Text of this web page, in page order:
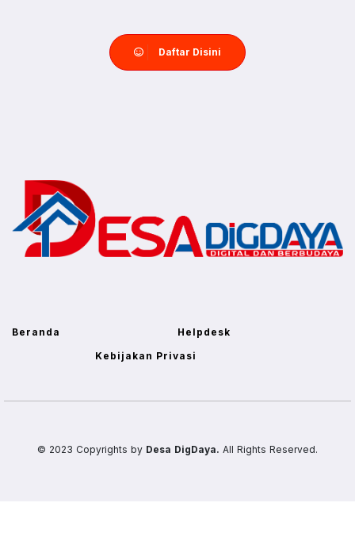
Daftar Disini
Beranda
Helpdesk
Kebijakan Privasi
© 2023 Copyrights by Desa DigDaya. All Rights Reserved.